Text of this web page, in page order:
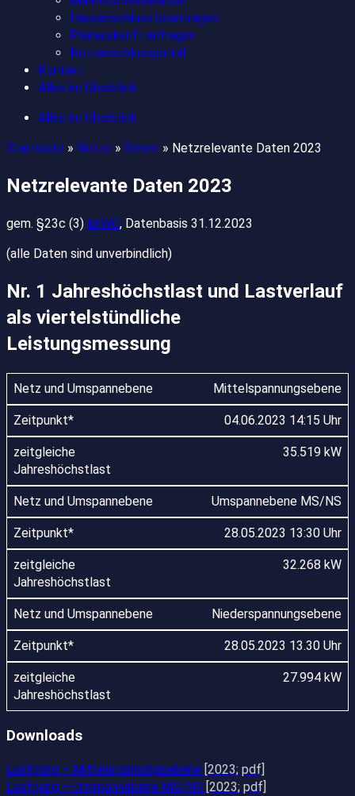
Hausanschluss beantragen
Planauskunft anfragen
Netzanschlussportal
Kontakt
Alles im Überblick
Alles im Überblick
Startseite » Netze » Strom » Netzrelevante Daten 2023
Netzrelevante Daten 2023
gem. §23c (3) EnWG, Datenbasis 31.12.2023
(alle Daten sind unverbindlich)
Nr. 1 Jahreshöchstlast und Lastverlauf
als viertelstündliche
Leistungsmessung
Mittelspannungsebene
04.06.2023 14:15 Uhr
35.519 kW
Umspannebene MS/NS
28.05.2023 13:30 Uhr
32.268 kW
Niederspannungsebene
28.05.2023 13.30 Uhr
27.994 kW
Downloads
Lastgang – Mittelspannungsebene [2023; pdf]
Lastgang – Umspannebene MS/NS [2023; pdf]